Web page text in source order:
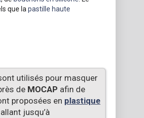
que la pastille haute
utilisés pour masquer
de MOCAP afin de
proposées en plastique
jusqu’à